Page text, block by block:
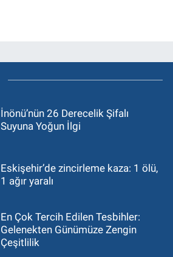
İnönü’nün 26 Derecelik Şifalı
Suyuna Yoğun İlgi
Eskişehir’de zincirleme kaza: 1 ölü,
1 ağır yaralı
En Çok Tercih Edilen Tesbihler:
Gelenekten Günümüze Zengin
Çeşitlilik